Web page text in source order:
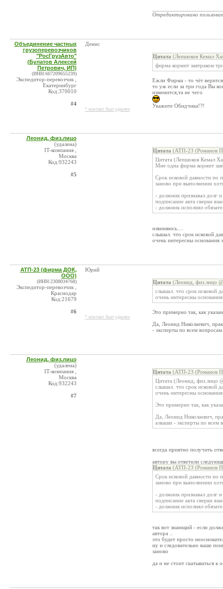
Отредактировано
Объединение частных
грузоперевозчиков
"РосГрузАвто"
(Булатов Алексей
Петрович, ИП)
(ИНН:667209655239)
Экспедитор-перевозчик ,
Екатеринбург
Код:370010
#4
Денис
* контакт был удален
Цитата (Лепшоков Кемал
фирма кормит завтраком
Ежли Фирма - то чёт
то уж если за три года Вы
изменится,та не чего
Укажите Обидчика!?!
Леонид, физ.лицо
(удалена)
IT-компания ,
Москва
Код:932243
#5
Цитата (АТП-23 (Романов
Цитата (Лепшоков Кемал
Мне одна фирма кормит
Срок исковой давности по
заново при выполнении
- должник признавал долг
подписание акта сверки
- должник исполнял
извиняюсь....
слышал. что срок исковой
очень интересны основания
АТП-23 (фирма ДОК,
ООО)
(ИНН:2308034768)
Экспедитор-перевозчик ,
Краснодар
Код:21679
#6
Юрий
* контакт был удален
Цитата (Леонид, физ.лицо
слышал. что срок исковой
очень интересны
Это примерно так, как
Да, Леонид Николаевич,
- эксперты по всем вопросам.
Леонид, физ.лицо
(удалена)
IT-компания ,
Москва
Код:932243
#7
Цитата (АТП-23 (Романов
Цитата (Леонид, физ.лицо
слышал. что срок исковой
очень интересны
Это примерно так, как
Да, Леонид Николаевич,
алкаши - эксперты по всем
всегда приятно получить
автору вы ответили
Цитата (АТП-23 (Романов
Срок исковой давности по
заново при выполнении
- должник признавал долг
подписание акта сверки
- должник исполнял
так вот знающий - если
автора ..
это будет просто
ну и следовательно ваше
заново
да и не стоит скатываться